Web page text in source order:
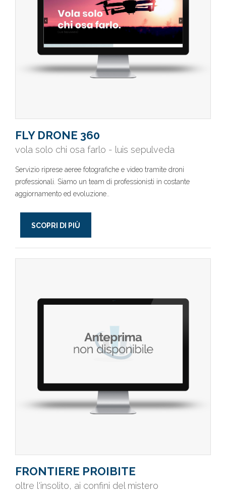
FLY DRONE 360
vola solo chi osa farlo - luis sepulveda
Servizio riprese aeree fotografiche e video tramite droni
professionali. Siamo un team di professionisti in costante
aggiornamento ed evoluzione..
SCOPRI DI PIÙ
FRONTIERE PROIBITE
oltre l'insolito, ai confini del mistero